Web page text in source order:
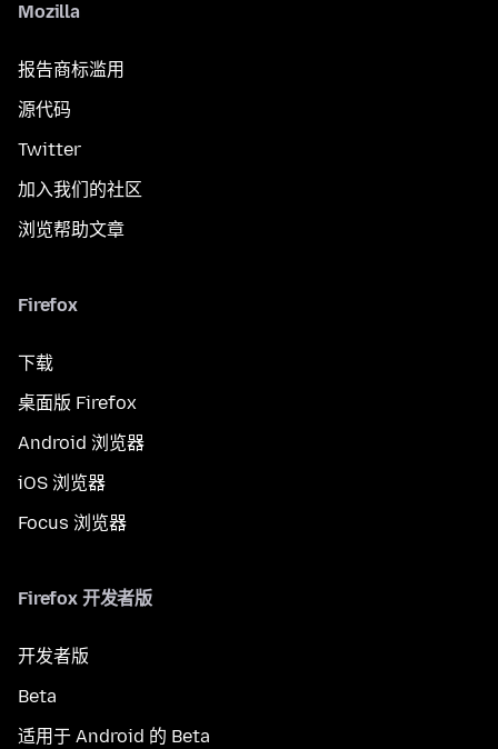
Mozilla
报告商标滥用
源代码
Twitter
加入我们的社区
浏览帮助文章
Firefox
下载
桌面版 Firefox
Android 浏览器
iOS 浏览器
Focus 浏览器
Firefox 开发者版
开发者版
Beta
适用于 Android 的 Beta